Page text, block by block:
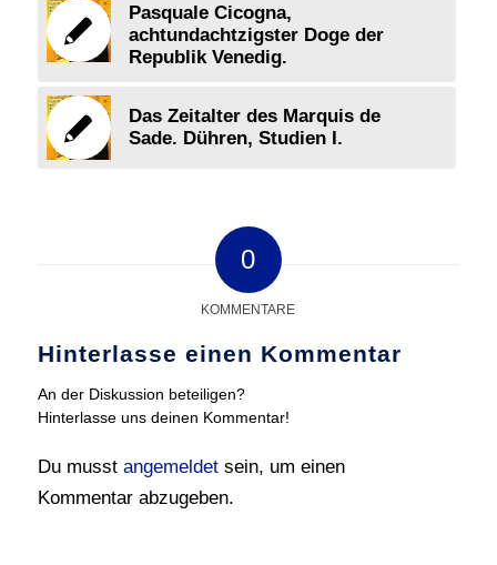
Pasquale Cicogna,
achtundachtzigster Doge der
Republik Venedig.
Das Zeitalter des Marquis de
Sade. Dühren, Studien I.
0
KOMMENTARE
Hinterlasse einen Kommentar
An der Diskussion beteiligen?
Hinterlasse uns deinen Kommentar!
Du musst angemeldetsein, um einen
Kommentar abzugeben.